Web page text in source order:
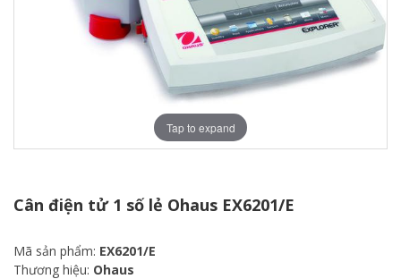
Tap to expand
Cân điện tử 1 số lẻ Ohaus EX6201/E
Mã sản phẩm: EX6201/E
Thương hiệu: Ohaus